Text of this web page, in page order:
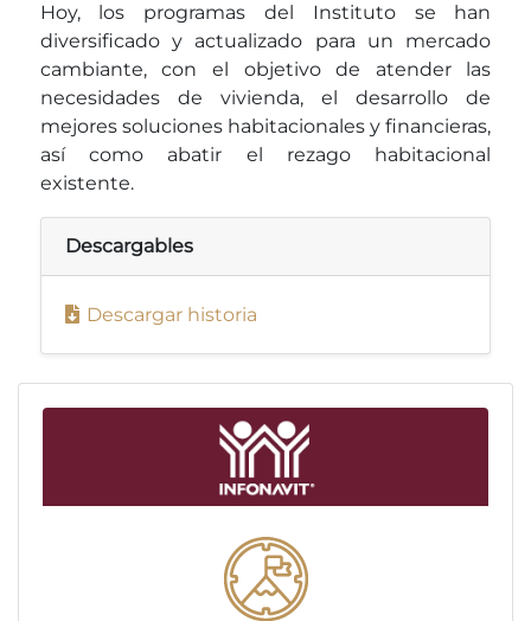
Hoy, los programas del Instituto se han
diversificado y actualizado para un mercado
cambiante, con el objetivo de atender las
necesidades de vivienda, el desarrollo de
mejores soluciones habitacionales y financieras,
así como abatir el rezago habitacional
existente.
Descargables
Descargar historia